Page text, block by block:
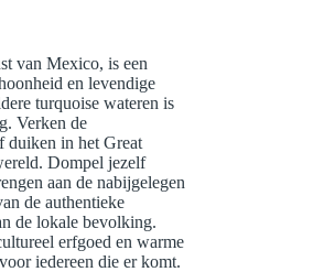
van Mexico, is een
en levendige
turquoise wateren is
Verken de
duiken in het Great
Dompel jezelf
aan de nabijgelegen
de authentieke
de lokale bevolking.
erfgoed en warme
iedereen die er komt.